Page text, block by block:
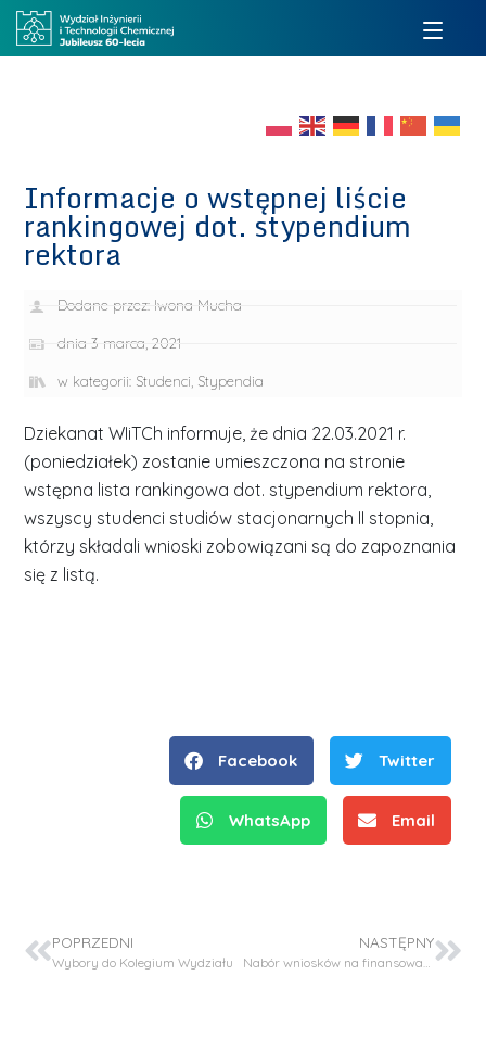
Informacje o wstępnej liście
rankingowej dot. stypendium
rektora
Dodane przez: Iwona Mucha
dnia 3 marca, 2021
w kategorii: Studenci, Stypendia
Dziekanat WIiTCh informuje, że dnia 22.03.2021 r.
(poniedziałek) zostanie umieszczona na stronie
wstępna lista rankingowa dot. stypendium rektora,
wszyscy studenci studiów stacjonarnych II stopnia,
którzy składali wnioski zobowiązani są do zapoznania
się z listą.
Facebook Twitter
WhatsApp Email
POPRZEDNI
Wybory do Kolegium Wydziału
NASTĘPNY
Nabór wniosków na finansowanie działalności naukowej